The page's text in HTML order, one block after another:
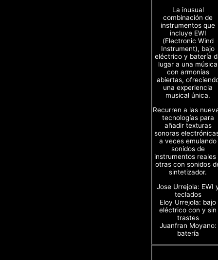
La inusual
combinación de
instrumentos que
incluye EWI
(Electronic Wind
Instrument), bajo
eléctrico y batería
lugar a una música
con armonías
abiertas,
una experiencia
musical única.
Recurren a las
tecnologías para
añadir texturas
sonoras
a veces emulando
sonidos de
instrumentos reales
otras con sonidos
sintetizador.
Jose Urrejola: EWI
teclados
Eloy Urrejola: bajo
eléctrico con y sin
trastes
Juanfran Moyano:
batería